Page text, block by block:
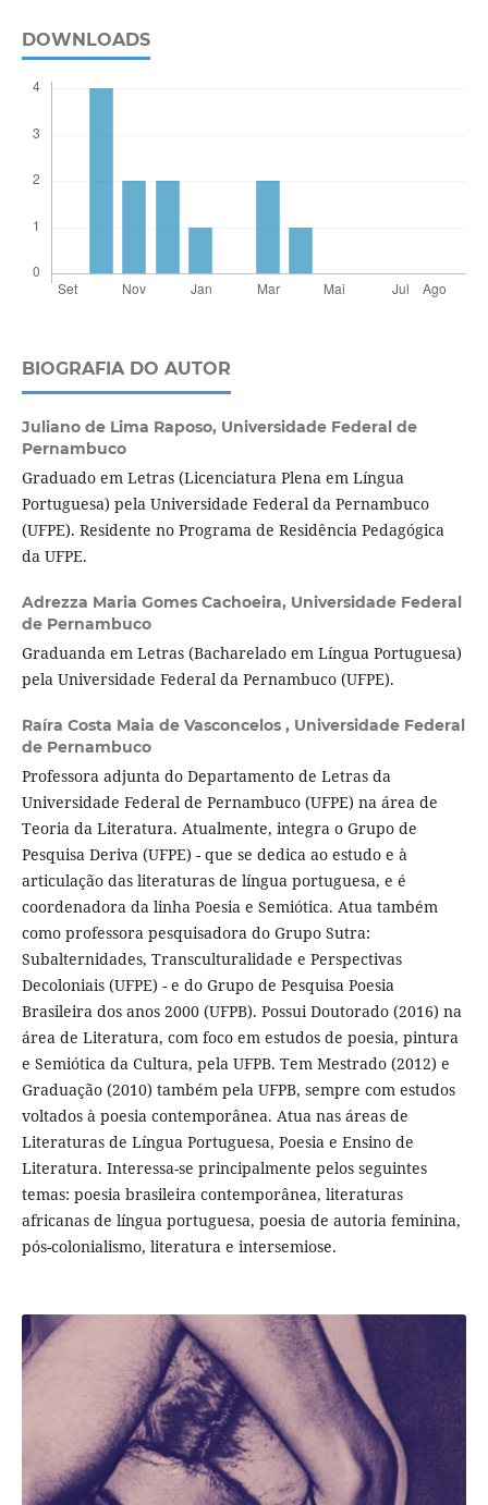
DOWNLOADS
BIOGRAFIA DO AUTOR
Juliano de Lima Raposo, Universidade Federal de
Pernambuco
Graduado em Letras (Licenciatura Plena em Língua
Portuguesa) pela Universidade Federal da Pernambuco
(UFPE). Residente no Programa de Residência Pedagógica
da UFPE.
Adrezza Maria Gomes Cachoeira, Universidade Federal
de Pernambuco
Graduanda em Letras (Bacharelado em Língua Portuguesa)
pela Universidade Federal da Pernambuco (UFPE).
Raíra Costa Maia de Vasconcelos , Universidade Federal
de Pernambuco
Professora adjunta do Departamento de Letras da
Universidade Federal de Pernambuco (UFPE) na área de
Teoria da Literatura. Atualmente, integra o Grupo de
Pesquisa Deriva (UFPE) - que se dedica ao estudo e à
articulação das literaturas de língua portuguesa, e é
coordenadora da linha Poesia e Semiótica. Atua também
como professora pesquisadora do Grupo Sutra:
Subalternidades, Transculturalidade e Perspectivas
Decoloniais (UFPE) - e do Grupo de Pesquisa Poesia
Brasileira dos anos 2000 (UFPB). Possui Doutorado (2016) na
área de Literatura, com foco em estudos de poesia, pintura
e Semiótica da Cultura, pela UFPB. Tem Mestrado (2012) e
Graduação (2010) também pela UFPB, sempre com estudos
voltados à poesia contemporânea. Atua nas áreas de
Literaturas de Língua Portuguesa, Poesia e Ensino de
Literatura. Interessa-se principalmente pelos seguintes
temas: poesia brasileira contemporânea, literaturas
africanas de língua portuguesa, poesia de autoria feminina,
pós-colonialismo, literatura e intersemiose.